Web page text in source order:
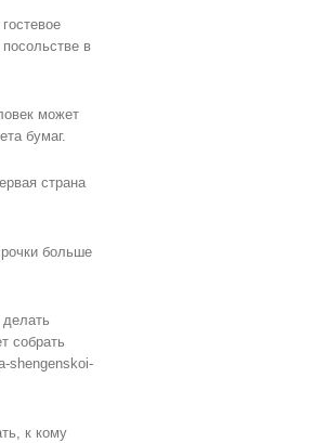
в
может
бумаг.
страна
больше
собрать
shengenskoi-
к кому